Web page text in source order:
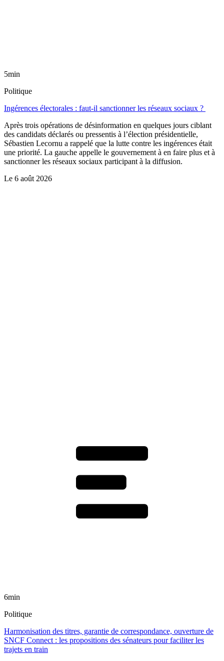
5min
Politique
Ingérences électorales : faut-il sanctionner les réseaux sociaux ?
Après trois opérations de désinformation en quelques jours ciblant
des candidats déclarés ou pressentis à l’élection présidentielle,
Sébastien Lecornu a rappelé que la lutte contre les ingérences était
une priorité. La gauche appelle le gouvernement à en faire plus et à
sanctionner les réseaux sociaux participant à la diffusion.
Le 6 août 2026
6min
Politique
Harmonisation des titres, garantie de correspondance, ouverture de
SNCF Connect : les propositions des sénateurs pour faciliter les
trajets en train